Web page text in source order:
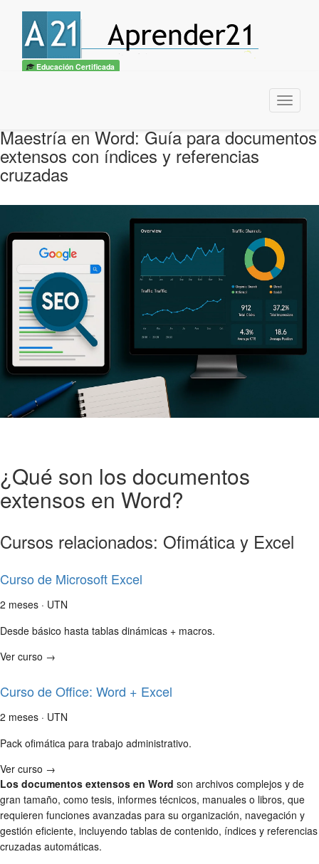
Educación Certificada
Menu
Maestría en Word: Guía para documentos
extensos con índices y referencias
cruzadas
¿Qué son los documentos
extensos en Word?
Cursos relacionados: Ofimática y Excel
Curso de Microsoft Excel
2 meses · UTN
Desde básico hasta tablas dinámicas + macros.
Ver curso →
Curso de Office: Word + Excel
2 meses · UTN
Pack ofimática para trabajo administrativo.
Ver curso →
Los documentos extensos en Word son archivos complejos y de
gran tamaño, como tesis, informes técnicos, manuales o libros, que
requieren funciones avanzadas para su organización, navegación y
gestión eficiente, incluyendo tablas de contenido, índices y referencias
cruzadas automáticas.